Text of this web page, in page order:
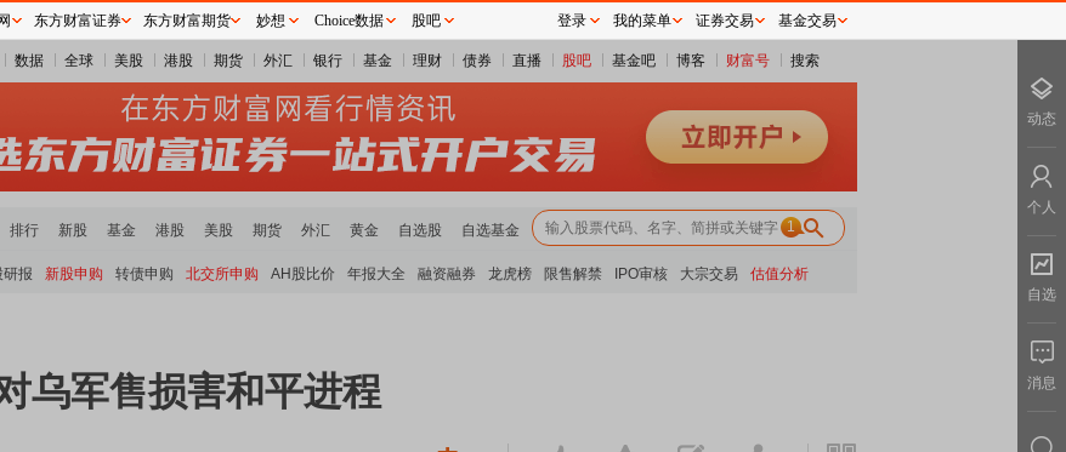
数据 全球 美股 港股 期货 外汇 银行 基金 理财 债券 直播 股吧 基金吧 博客 财富号 搜索
排行 新股 基金 港股 美股 期货 外汇 黄金 自选股 自选基金 1
研报 新股申购 转债申购 北交所申购 AH股比价 年报大全 融资融券 龙虎榜 限售解禁 IPO审核 大宗交易 估值分析
乌军售损害和平进程
东方财富证券 东方财富期货 妙想 Choice数据 股吧 登录 我的菜单 证券交易 基金交易
动态
个人
自选
消息